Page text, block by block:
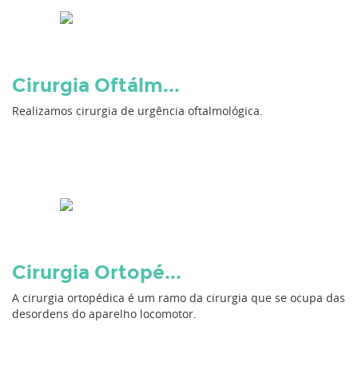
Cirurgia Oftálm...
Realizamos cirurgia de urgência oftalmológica.
Cirurgia Ortopé...
A cirurgia ortopédica é um ramo da cirurgia que se ocupa das
desordens do aparelho locomotor.